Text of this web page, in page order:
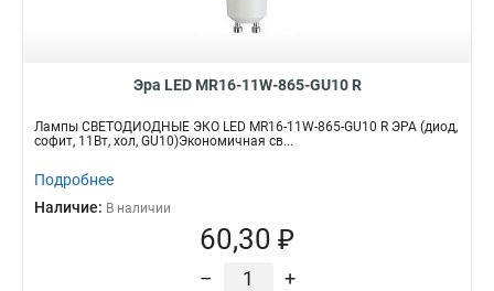
Эра LED MR16-11W-865-GU10 R
Лампы СВЕТОДИОДНЫЕ ЭКО LED MR16-11W-865-GU10 R ЭРА (диод,
софит, 11Вт, хол, GU10)Экономичная св...
Подробнее
Наличие: В наличии
60,30 ₽
– +